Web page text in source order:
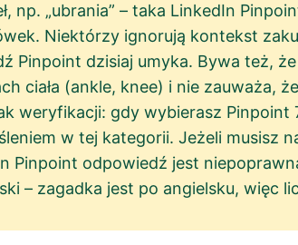
np. „ubrania” – taka LinkedIn
Niektórzy ignorują kontekst
Pinpoint dzisiaj umyka. Bywa też,
ciała (ankle, knee) i nie zauważa,
weryfikacji: gdy wybierasz
w tej kategorii. Jeżeli musisz
Pinpoint odpowiedź jest
– zagadka jest po angielsku, więc